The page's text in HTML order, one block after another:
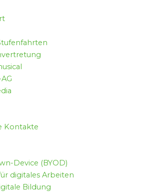
Kontakte
Device (BYOD)
digitales Arbeiten
Bildung